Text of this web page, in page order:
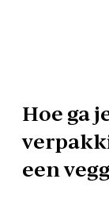
Hoe ga
een